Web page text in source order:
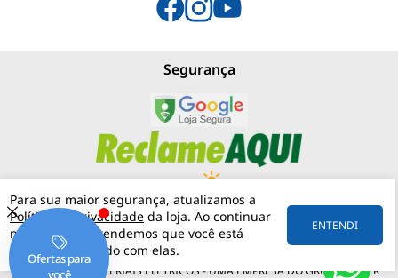
Para sua maior segurança, atualizamos a
Política de Privacidade da loja. Ao continuar
navegando, entendemos que você está
ciente e de acordo com elas.
ENTENDI
Segurança
PJNEBLINA - LOJA MATERIAIS ELÉTRICOS (11) 97542-0420
RUA MERGENTHALER, 192 VILA LEOPOLDINA
57.158.057/0001-30
PJNEBLINA - MATERIAIS ELÉTRICOS - UMA EMPRESA DO GRUPO MATER